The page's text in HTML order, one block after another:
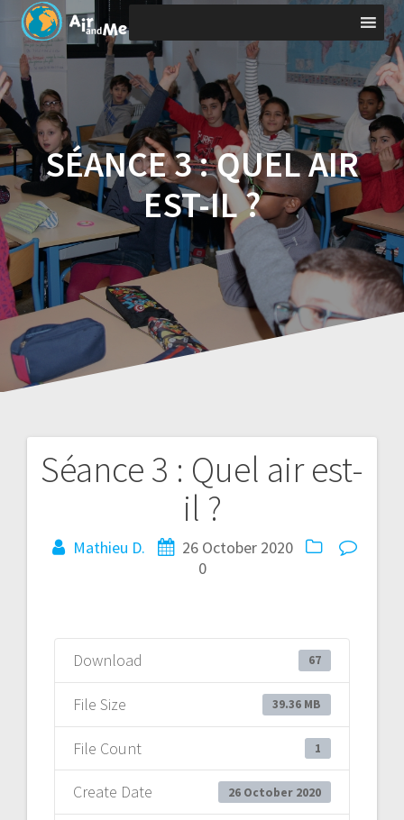
Skip
content
SÉANCE 3 : QUEL AIR
EST-IL ?
Séance 3 : Quel air est-
il ?
Mathieu D.
26 October 2020
0
Download 67
File Size 39.36 MB
File Count 1
Create Date 26 October 2020
Post